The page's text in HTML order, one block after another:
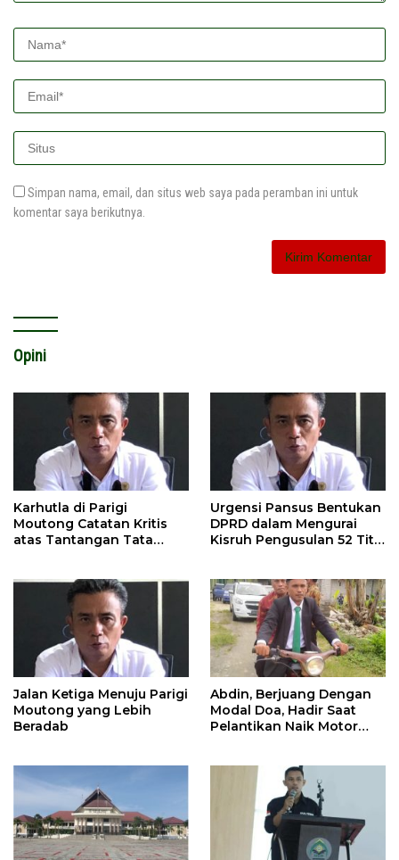
Simpan nama, email, dan situs web saya pada peramban ini untuk
komentar saya berikutnya.
Opini
Karhutla di Parigi
Moutong Catatan Kritis
atas Tantangan Tata
Urgensi Pansus Bentukan
DPRD dalam Mengurai
Kisruh Pengusulan 52 Titik
Jalan Ketiga Menuju Parigi
Moutong yang Lebih
Beradab
Abdin, Berjuang Dengan
Modal Doa, Hadir Saat
Pelantikan Naik Motor